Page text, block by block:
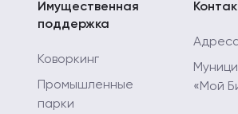
Имущественная
поддержка
Коворкинг
Промышленные
парки
«Мой